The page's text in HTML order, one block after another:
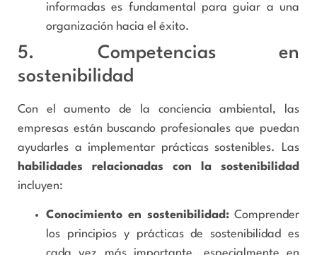
informadas es fundamental para guiar a una
organización hacia el éxito.
5. Competencias en
sostenibilidad
Con el aumento de la conciencia ambiental, las
empresas están buscando profesionales que puedan
ayudarles a implementar prácticas sostenibles. Las
habilidades relacionadas con la sostenibilidad
incluyen:
Conocimiento en sostenibilidad: Comprender
los principios y prácticas de sostenibilidad es